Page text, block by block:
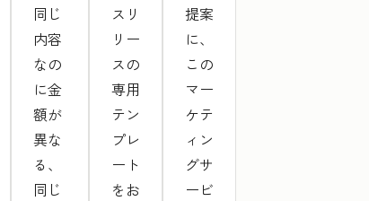
同じ
内容
なの
に金
額が
異な
る、
同じ
スリ
リー
スの
専用
テン
プレ
ート
をお
提案
に、
この
マー
ケテ
ィン
グサ
ービ